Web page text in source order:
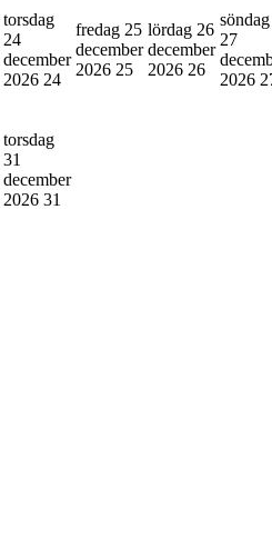
torsdag
24
december
2026 24
fredag 25
december
2026 25
lördag 26
december
2026 26
söndag
27
2026
torsdag
31
december
2026 31